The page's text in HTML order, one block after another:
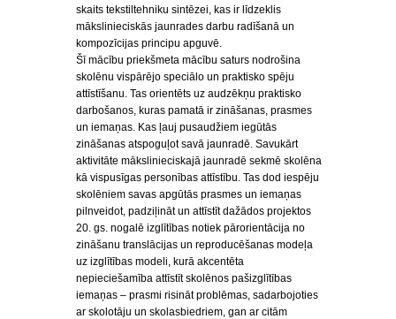
skaits tekstiltehniku sintēzei, kas ir līdzeklis
mākslinieciskās jaunrades darbu radīšanā un
kompozīcijas principu apguvē.
Šī mācību priekšmeta mācību saturs nodrošina
skolēnu vispārējo speciālo un praktisko spēju
attīstīšanu. Tas orientēts uz audzēkņu praktisko
darbošanos, kuras pamatā ir zināšanas, prasmes
un iemaņas. Kas ļauj pusaudžiem iegūtās
zināšanas atspoguļot savā jaunradē. Savukārt
aktivitāte mākslinieciskajā jaunradē sekmē skolēna
kā vispusīgas personības attīstību. Tas dod iespēju
skolēniem savas apgūtās prasmes un iemaņas
pilnveidot, padziļināt un attīstīt dažādos projektos
20. gs. nogalē izglītības notiek pārorientācija no
zināšanu translācijas un reproducēšanas modeļa
uz izglītības modeli, kurā akcentēta
nepieciešamība attīstīt skolēnos pašizglītības
iemaņas – prasmi risināt problēmas, sadarbojoties
ar skolotāju un skolasbiedriem, gan ar citām